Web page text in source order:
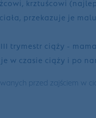
krztuścowi
przekazuje je
trymestr ciąży -
w czasie ciąży i po
przed zajściem w